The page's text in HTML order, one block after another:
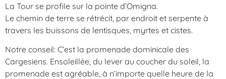
La Tour se profile sur la pointe d’Omigna.
Le chemin de terre se rétrécit, par endroit et serpente à
travers les buissons de lentisques, myrtes et cistes.
Notre conseil: C’est la promenade dominicale des
Cargesiens. Ensoleillée, du lever au coucher du soleil, la
promenade est agréable, à n’importe quelle heure de la